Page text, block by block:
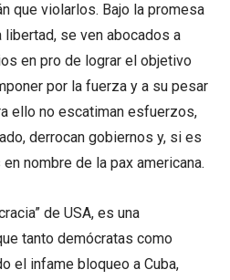
que violarlos. Bajo la promesa
se ven abocados a
en pro de lograr el objetivo
por la fuerza y a su pesar
ello no escatiman esfuerzos,
derrocan gobiernos y, si es
nombre de la pax americana.
de USA, es una
tanto demócratas como
el infame bloqueo a Cuba,